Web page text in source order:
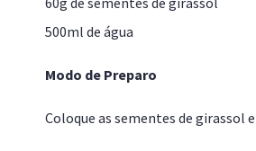
500ml de água
Modo de Preparo
Coloque as sementes de girassol